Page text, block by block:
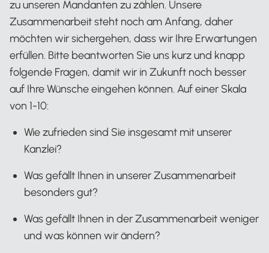
zu unseren Mandanten zu zählen. Unsere
Zusammenarbeit steht noch am Anfang, daher
möchten wir sichergehen, dass wir Ihre Erwartungen
erfüllen. Bitte beantworten Sie uns kurz und knapp
folgende Fragen, damit wir in Zukunft noch besser
auf Ihre Wünsche eingehen können. Auf einer Skala
von 1-10:
Wie zufrieden sind Sie insgesamt mit unserer
Kanzlei?
Was gefällt Ihnen in unserer Zusammenarbeit
besonders gut?
Was gefällt Ihnen in der Zusammenarbeit weniger
und was können wir ändern?